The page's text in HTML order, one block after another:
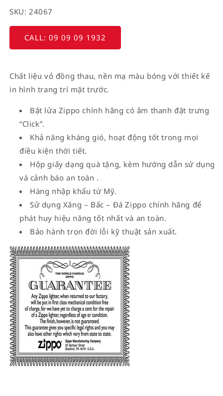
SKU: 24067
CALL: 09 09 09 1932
Chất liệu vỏ đồng thau, nền mạ màu bóng với thiết kế
in hình trang trí mặt trước.
Bật lửa Zippo chính hãng có âm thanh đặt trưng
“Click”.
Khả năng kháng gió, hoạt động tốt trong mọi
điều kiện thời tiết.
Hộp giấy dạng quà tặng, kèm hướng dẫn sử dụng
và cảnh báo an toàn .
Hàng nhập khẩu từ Mỹ.
Sử dụng Xăng – Bấc – Đá Zippo chính hãng để
phát huy hiệu năng tốt nhất và an toàn.
Bảo hành trọn đời lỗi kỹ thuật sản xuất.